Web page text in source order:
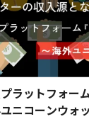
ラットフォー
ニコーンウォ